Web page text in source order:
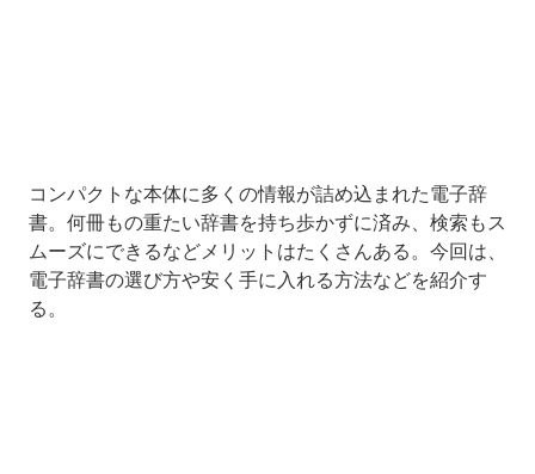
コンパクトな本体に多くの情報が詰め込まれた電子辞
書。何冊もの重たい辞書を持ち歩かずに済み、検索もス
ムーズにできるなどメリットはたくさんある。今回は、
電子辞書の選び方や安く手に入れる方法などを紹介す
る。